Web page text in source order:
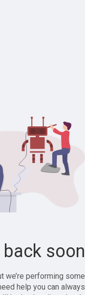
back soon!
we’re performing some
help you can always